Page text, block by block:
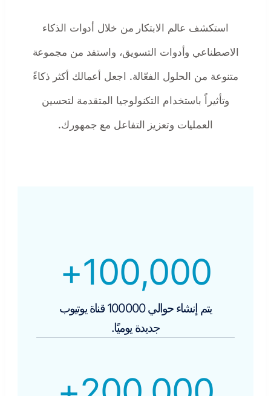
استكشف عالم الابتكار من خلال أدوات الذكاء
الاصطناعي وأدوات التسويق، واستفد من مجموعة
متنوعة من الحلول الفعّالة. اجعل أعمالك أكثر ذكاءً
وتأثيراً باستخدام التكنولوجيا المتقدمة لتحسين
العمليات وتعزيز التفاعل مع جمهورك.
100,000
+
يتم إنشاء حوالي 100000 قناة يوتيوب
جديدة يوميًا.